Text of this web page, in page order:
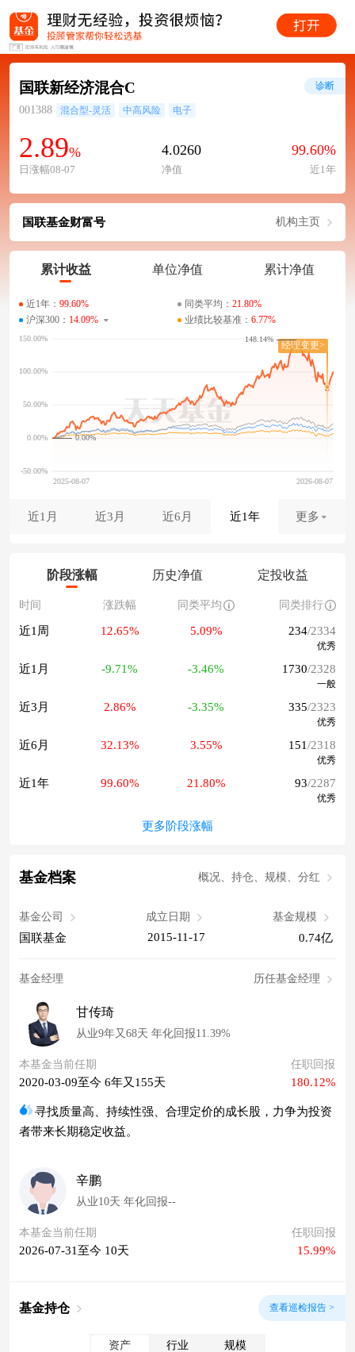
国联新经济混合C
001388 混合型-灵活 中高风险 电子
2.89%
日涨幅08-07
4.0260
净值
99.60%
近1年
诊断
国联基金财富号 机构主页
累计收益 单位净值 累计净值
近1年： 99.60% 同类平均： 21.80%
沪深300： 14.09% 业绩比较基准： 6.77%
0.00%
148.14%
近1月 近3月 近6月 近1年 更多
阶段涨幅 历史净值 定投收益
时间 涨跌幅 同类平均 同类排行
近1周 12.65% 5.09% 234/2334
优秀
近1月 -9.71% -3.46% 1730/2328
一般
近3月 2.86% -3.35% 335/2323
优秀
近6月 32.13% 3.55% 151/2318
优秀
近1年 99.60% 21.80% 93/2287
优秀
更多阶段涨幅
基金档案 概况、持仓、规模、分红
基金公司
国联基金
成立日期
2015-11-17
基金规模
0.74亿
基金经理 历任基金经理
甘传琦
从业9年又68天 年化回报11.39%
本基金当前任期
2020-03-09至今 6年又155天
任职回报
180.12%
寻找质量高、持续性强、合理定价的成长股，力争为投资
者带来长期稳定收益。
辛鹏
从业10天 年化回报--
本基金当前任期
2026-07-31至今 10天
任职回报
15.99%
基金持仓 查看巡检报告 >
资产 行业 规模